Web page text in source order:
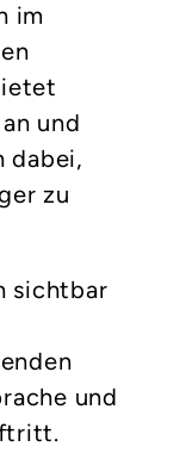
im
und
dabei,
zu
sichtbar
und